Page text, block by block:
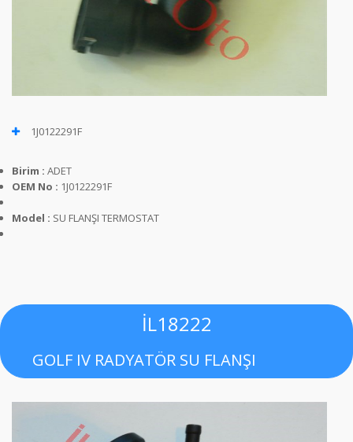
1J0122291F
Birim : ADET
OEM No : 1J0122291F
Model : SU FLANŞI TERMOSTAT
İL18222
GOLF IV RADYATÖR SU FLANŞI